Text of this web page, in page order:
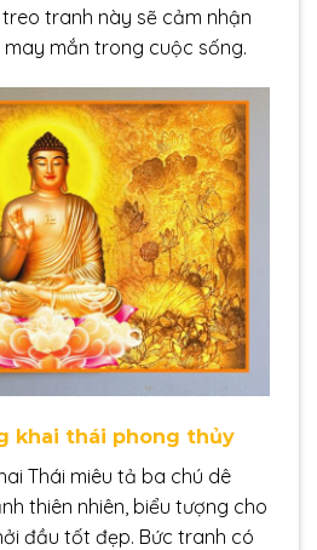
treo tranh này sẽ cảm nhận
mắn trong cuộc sống.
khai thái phong thủy
Thái miêu tả ba chú dê
thiên nhiên, biểu tượng cho
đầu tốt đẹp. Bức tranh có